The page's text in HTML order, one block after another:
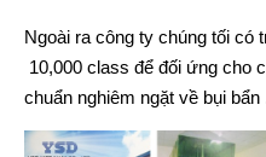
Ngoài ra công ty chúng tối có
10,000 class để đối ứng cho
chuẩn nghiêm ngặt về bụi bẩn